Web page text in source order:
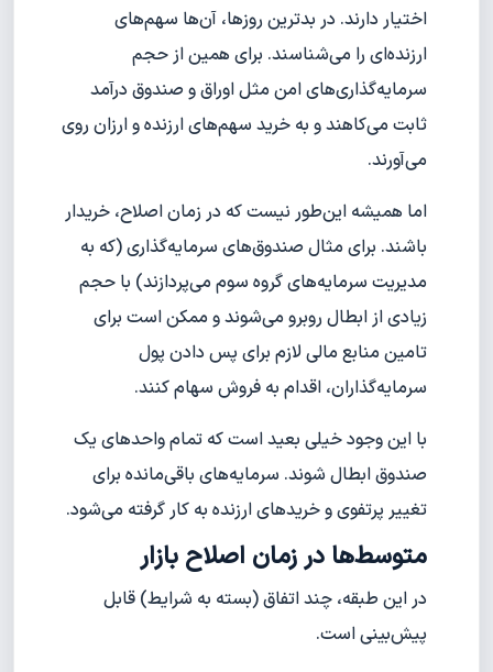
اختیار دارند. در بدترین روزها، آن‌ها سهم‌های
ارزنده‌ای را می‌شناسند. برای همین از حجم
سرمایه‌گذاری‌های امن مثل اوراق و صندوق درآمد
ثابت می‌کاهند و به خرید سهم‌های ارزنده و ارزان روی
می‌آورند.
اما همیشه این‌طور نیست که در زمان اصلاح، خریدار
باشند. برای مثال صندوق‌های سرمایه‌گذاری (که به
مدیریت سرمایه‌های گروه سوم می‌پردازند) با حجم
زیادی از ابطال روبرو می‌شوند و ممکن است برای
تامین منابع مالی لازم برای پس دادن پول
سرمایه‌گذاران، اقدام به فروش سهام کنند.
با این وجود خیلی بعید است که تمام واحدهای یک
صندوق ابطال شوند. سرمایه‌های باقی‌مانده برای
تغییر پرتفوی و خریدهای ارزنده به کار گرفته می‌شود.
متوسط‌ها در زمان اصلاح بازار
در این طبقه، چند اتفاق (بسته به شرایط) قابل
پیش‌بینی است.